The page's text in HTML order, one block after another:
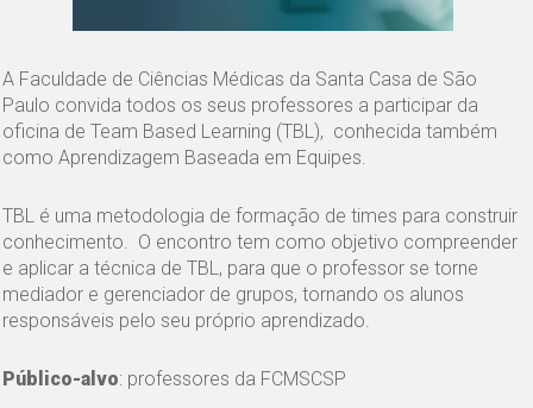
A Faculdade de Ciências Médicas da Santa Casa de São
Paulo convida todos os seus professores a participar da
oficina de Team Based Learning (TBL), conhecida também
como Aprendizagem Baseada em Equipes.
TBL é uma metodologia de formação de times para construir
conhecimento. O encontro tem como objetivo compreender
e aplicar a técnica de TBL, para que o professor se torne
mediador e gerenciador de grupos, tornando os alunos
responsáveis pelo seu próprio aprendizado.
Público-alvo: professores da FCMSCSP